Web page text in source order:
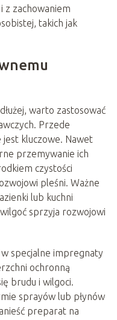
z zachowaniem
takich jak
warto zastosować
Przede
kluczowe. Nawet
przemywanie ich
czystości
pleśni. Ważne
lub kuchni
sprzyja rozwojowi
specjalne impregnaty
ochronną
brudu i wilgoci.
sprayów lub płynów
preparat na